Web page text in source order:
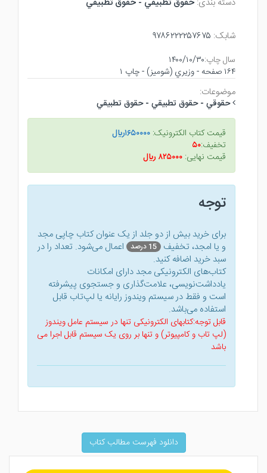
شابک: ۹۷۸۶۲۲۲۲۵۷۶۷۵
سال چاپ:۱۴۰۰/۱۰/۳۰
۱۶۴ صفحه - وزيري (شوميز) - چاپ ۱
موضوعات:
حقوقي - حقوق تطبيقي - حقوق تطبيقي
قیمت کتاب الکترونیک: ۱۶۵۰۰۰۰ريال
تخفیف:۵۰
قیمت نهایی: ۸۲۵۰۰۰ ريال
توجه
برای خرید بیش از دو جلد از یک عنوان کتاب‌ چاپی مجد
و یا امجد، تخفیف 15 درصد
اعمال می‌شود. تعداد را در
سبد خرید اضافه کنید.
کتاب‌های الکترونیکی مجد دارای امکانات
یادداشت‌نویسی، علامت‌گذاری و جستجوی پیشرفته
است و فقط در سیستم ویندوز رایانه یا لپ‌تاب قابل
استفاده می‌باشد.
قابل توجه:کتابهای الکترونیکی تنها در سیستم عامل ویندوز
(لپ تاب و کامپیوتر) و تنها بر روی یک سیستم قابل اجرا می
باشد
دانلود فهرست مطالب کتاب